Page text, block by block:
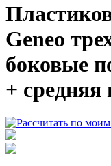
Geneo
боковые
+ средняя